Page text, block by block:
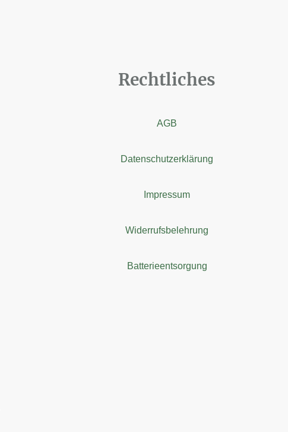
Rechtliches
AGB
Datenschutzerklärung
Impressum
Widerrufsbelehrung
Batterieentsorgung